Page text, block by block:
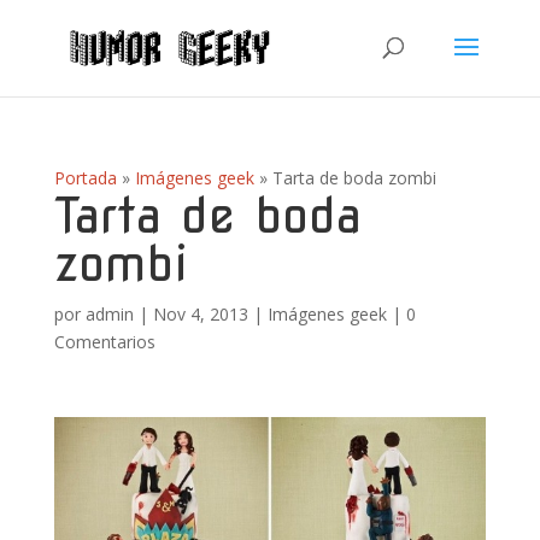
Portada » Imágenes geek» Tarta de boda zombi
Tarta de boda
zombi
por admin | Nov 4, 2013 | Imágenes geek| 0
Comentarios